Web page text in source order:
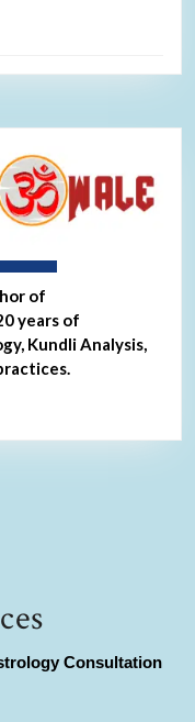
of
years of
Kundli Analysis,
Consultation